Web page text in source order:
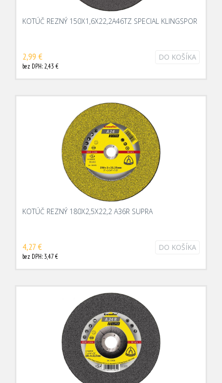
KOTÚČ REZNÝ 150X1,6X22,2A46TZ SPECIAL KLINGSPOR
2,99 €
bez DPH: 2,43 €
DO KOŠÍKA
KOTÚČ REZNÝ 180X2,5X22,2 A36R SUPRA
4,27 €
bez DPH: 3,47 €
DO KOŠÍKA